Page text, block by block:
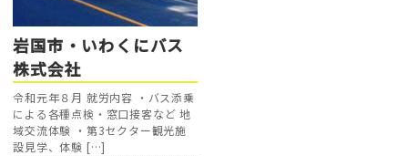
岩国市・いわくにバス
株式会社
令和元年８月 就労内容 ・バス添乗
による各種点検・窓口接客など 地
域交流体験 ・第3セクター観光施
設見学、体験 […]